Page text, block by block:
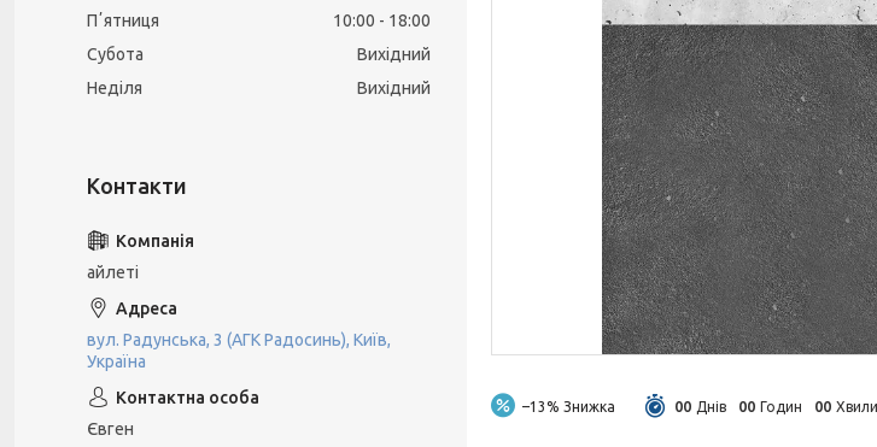
–13% 00 Днів 00 Годин 00
Пʼятниця
10:00
18:00
Субота
Вихідний
Неділя
Вихідний
айлеті
вул. Радунська, 3 (АГК Радосинь), Київ,
Україна
Євген